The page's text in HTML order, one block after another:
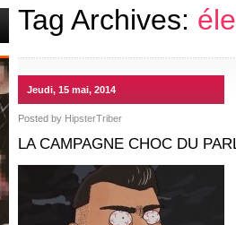
Tag Archives:
Jeudi, 15 mai, 2014
Posted by HipsterTriber
LA CAMPAGNE CHOC DU